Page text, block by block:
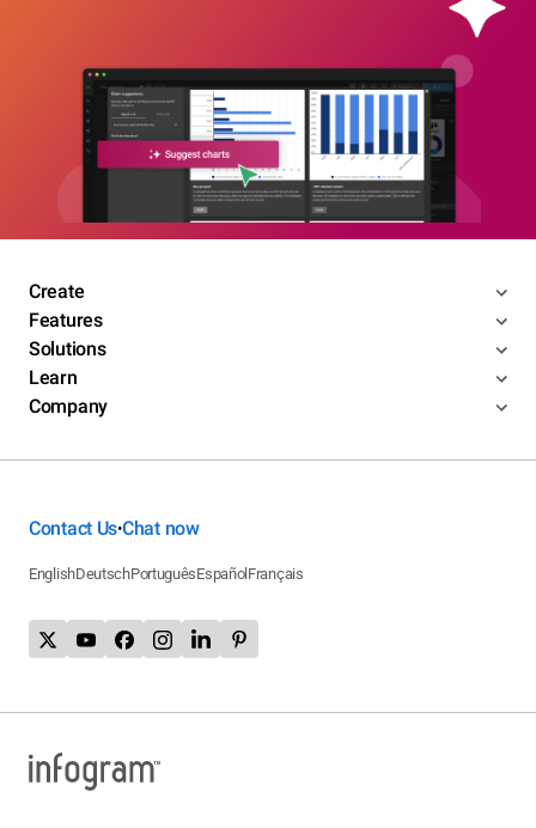
Create
Features
Solutions
Learn
Company
Contact Us•Chat now
EnglishDeutschPortuguêsEspañol Français